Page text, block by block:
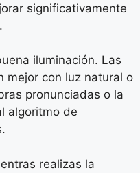
significativamente
iluminación. Las
mejor con luz natural o
pronunciadas o la
algoritmo de
realizas la